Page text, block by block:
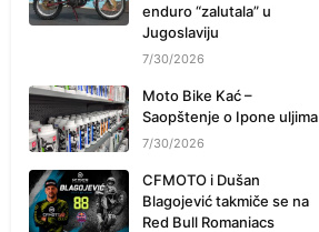
enduro “zalutala” u
Jugoslaviju
7/30/2026
Moto Bike Kać –
Saopštenje o Ipone uljima
7/30/2026
CFMOTO i Dušan
Blagojević takmiče se na
Red Bull Romaniacs